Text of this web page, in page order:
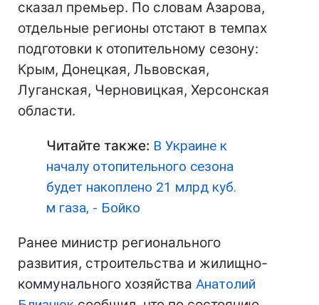
сказал премьер. По словам Азарова,
отдельные регионы отстают в темпах
подготовки к отопительному сезону:
Крым, Донецкая, Львовская,
Луганская, Черновицкая, Херсонская
области.
Читайте также: В Украине к
началу отопительного сезона
будет накоплено 21 млрд куб.
м газа, - Бойко
Ранее министр регионального
развития, строительства и жилищно-
коммунального хозяйства Анатолий